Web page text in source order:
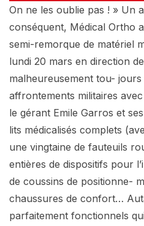
On ne les oublie pas ! » Un
conséquent, Médical Ortho
semi-remorque de matériel
lundi 20 mars en direction
malheureusement tou-
affrontements militaires
le gérant Emile Garros et
lits médicalisés complets
une vingtaine de fauteuils
entières de dispositifs pour
de coussins de positionne-
chaussures de confort…
parfaitement fonctionnels